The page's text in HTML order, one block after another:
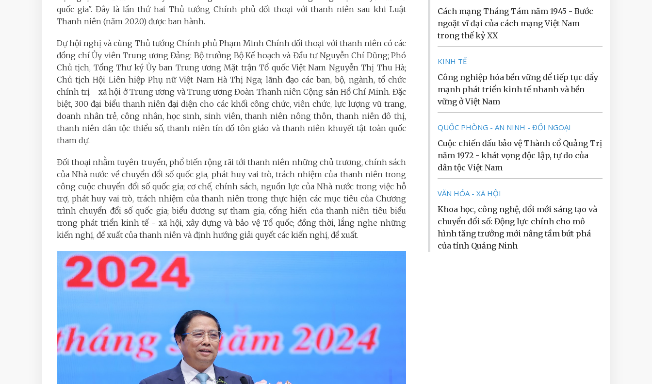
quốc gia". Đây là lần thứ hai Thủ tướng Chính phủ đối thoại với thanh niên sau khi Luật
Thanh niên (năm 2020) được ban hành.
Dự hội nghị và cùng Thủ tướng Chính phủ Phạm Minh Chính đối thoại với thanh niên có các
đồng chí Ủy viên Trung ương Đảng: Bộ trưởng Bộ Kế hoạch và Đầu tư Nguyễn Chí Dũng; Phó
Chủ tịch, Tổng Thư ký Ủy ban Trung ương Mặt trận Tổ quốc Việt Nam Nguyễn Thị Thu Hà;
Chủ tịch Hội Liên hiệp Phụ nữ Việt Nam Hà Thị Nga; lãnh đạo các ban, bộ, ngành, tổ chức
chính trị - xã hội ở Trung ương và Trung ương Đoàn Thanh niên Cộng sản Hồ Chí Minh. Đặc
biệt, 300 đại biểu thanh niên đại diện cho các khối công chức, viên chức, lực lượng vũ trang,
doanh nhân trẻ, công nhân, học sinh, sinh viên, thanh niên nông thôn, thanh niên đô thị,
thanh niên dân tộc thiểu số, thanh niên tín đồ tôn giáo và thanh niên khuyết tật toàn quốc
tham dự.
Đối thoại nhằm tuyên truyền, phổ biến rộng rãi tới thanh niên những chủ trương, chính sách
của Nhà nước về chuyển đổi số quốc gia, phát huy vai trò, trách nhiệm của thanh niên trong
công cuộc chuyển đổi số quốc gia; cơ chế, chính sách, nguồn lực của Nhà nước trong việc hỗ
trợ, phát huy vai trò, trách nhiệm của thanh niên trong thực hiện các mục tiêu của Chương
trình chuyển đổi số quốc gia; biểu dương sự tham gia, cống hiến của thanh niên tiêu biểu
trong phát triển kinh tế - xã hội, xây dựng và bảo vệ Tổ quốc; đồng thời, lắng nghe những
kiến nghị, đề xuất của thanh niên và định hướng giải quyết các kiến nghị, đề xuất.
Cách mạng Tháng Tám năm 1945 - Bước
ngoặt vĩ đại của cách mạng Việt Nam
trong thế kỷ XX
KINH TẾ
Công nghiệp hóa bền vững để tiếp tục đẩy
mạnh phát triển kinh tế nhanh và bền
vững ở Việt Nam
QUỐC PHÒNG - AN NINH - ĐỐI NGOẠI
Cuộc chiến đấu bảo vệ Thành cổ Quảng Trị
năm 1972 - khát vọng độc lập, tự do của
dân tộc Việt Nam
VĂN HÓA - XÃ HỘI
Khoa học, công nghệ, đổi mới sáng tạo và
chuyển đổi số: Động lực chính cho mô
hình tăng trưởng mới nâng tầm bứt phá
của tỉnh Quảng Ninh